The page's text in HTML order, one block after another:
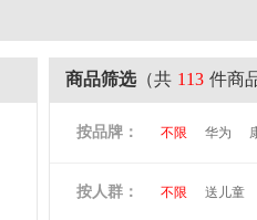
商品筛选（共 113 件商
按品牌： 不限 华为
尚膳厨 墨森
按人群： 不限 送儿童